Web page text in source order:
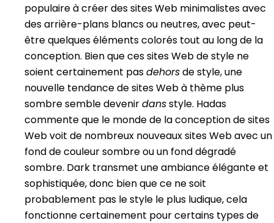
populaire à créer des sites Web minimalistes avec
des arrière-plans blancs ou neutres, avec peut-
être quelques éléments colorés tout au long de la
conception. Bien que ces sites Web de style ne
soient certainement pasdehorsde style, une
nouvelle tendance de sites Web à thème plus
sombre semble devenirdansstyle. Hadas
commente que le monde de la conception de sites
Web voit de nombreux nouveaux sites Web avec un
fond de couleur sombre ou un fond dégradé
sombre. Dark transmet une ambiance élégante et
sophistiquée, donc bien que ce ne soit
probablement pas le style le plus ludique, cela
fonctionne certainement pour certains types de